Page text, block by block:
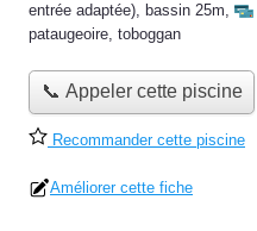
entrée adaptée), bassin 25m,
pataugeoire, toboggan
📞 Appeler cette piscine
Recommander cette piscine
Améliorer cette fiche